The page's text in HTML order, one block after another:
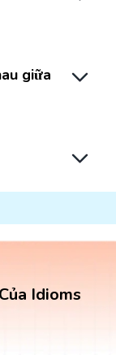
giữa
Idioms